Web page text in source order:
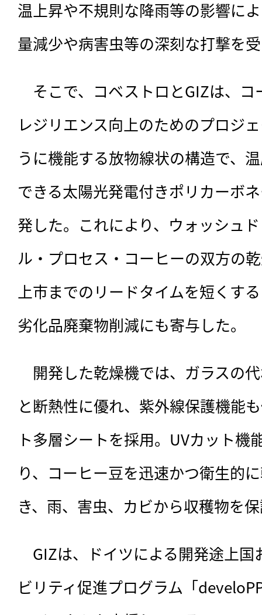
温上昇や不規則な降雨等の影響に
量減少や病害虫等の深刻な打撃を
そこで、コベストロとGIZは、コ
レジリエンス向上のためのプロジ
うに機能する放物線状の構造で、
できる太陽光発電付きポリカーボ
発した。これにより、ウォッシュ
ル・プロセス・コーヒーの双方の
上市までのリードタイムを短くす
劣化品廃棄物削減にも寄与した。
開発した乾燥機では、ガラスの
と断熱性に優れ、紫外線保護機能
ト多層シートを採用。UVカット機
り、コーヒー豆を迅速かつ衛生的
き、雨、害虫、カビから収穫物を
GIZは、ドイツによる開発途上国
ビリティ促進プログラム「